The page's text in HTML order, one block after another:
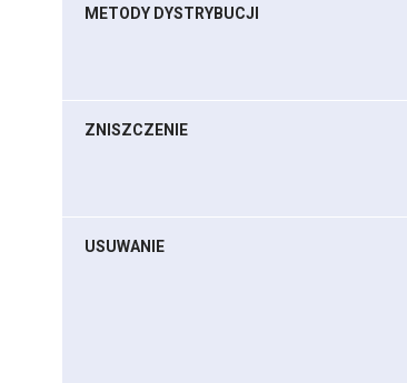
METODY DYSTRYBUCJI
ZNISZCZENIE
USUWANIE